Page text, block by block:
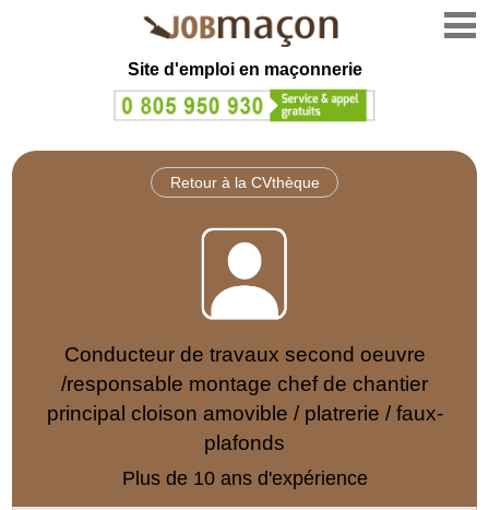
Site d'emploi en maçonnerie
Retour à la CVthèque
Conducteur de travaux second oeuvre
/responsable montage chef de chantier
principal cloison amovible / platrerie / faux-
plafonds
Plus de 10 ans d'expérience